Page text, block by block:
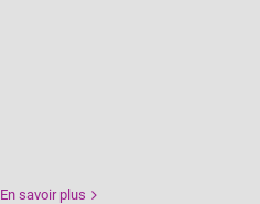
En savoir plus